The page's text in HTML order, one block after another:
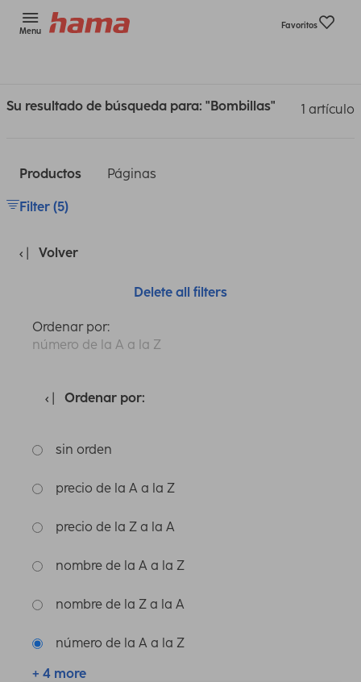
Menu
Favoritos
Su resultado de búsqueda para: "Bombillas" 1 artículo
Productos Páginas
Filter (5)
Volver
Delete all filters
Ordenar por:
número de la A a la Z
Ordenar por:
sin orden
precio de la A a la Z
precio de la Z a la A
nombre de la A a la Z
nombre de la Z a la A
número de la A a la Z
+ 4 more